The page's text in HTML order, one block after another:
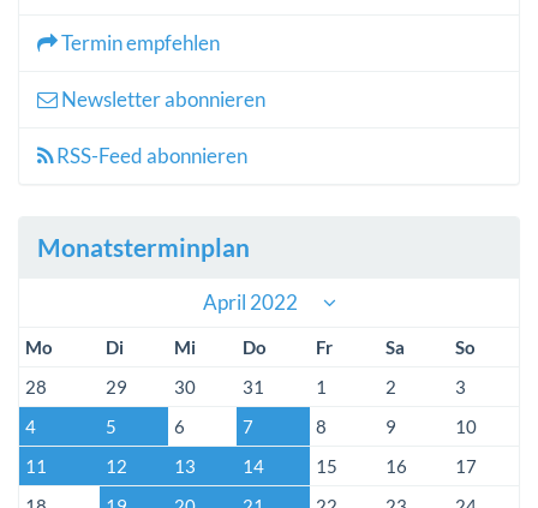
Termin empfehlen
Newsletter abonnieren
RSS-Feed abonnieren
Monatsterminplan
April 2022
Mo Di Mi Do Fr Sa
So
28
29 30 31 1 2
3
4
5 6 7 8 9
10
11
12 13 14 15 16
17